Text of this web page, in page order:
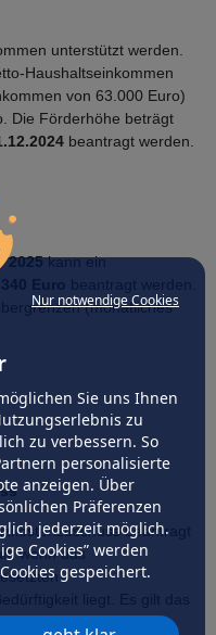
Nur notwendige Cookies
Sie uns Ihnen
zu
zu verbessern. So
personalisierte
anzeigen. Über
Präferenzen
jederzeit möglich.
Cookies” werden
gespeichert.
unterstützt werden.
Haushaltseinkommen
von 63.000 Euro)
Die Förderhöhe beträgt
beantragt werden.
2025kann ein
(monatliches
beantragt
wenn das
dem Jahr 2023.